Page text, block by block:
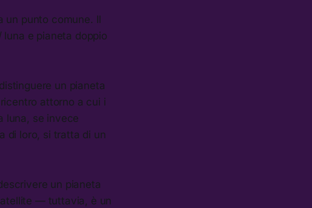
un punto comune. Il
e pianeta doppio
un pianeta
attorno a cui i
luna, se invece
di loro, si tratta di un
un pianeta
— tuttavia, è un